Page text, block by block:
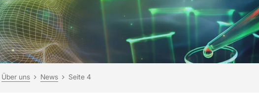
hier:
Über uns News Seite 4